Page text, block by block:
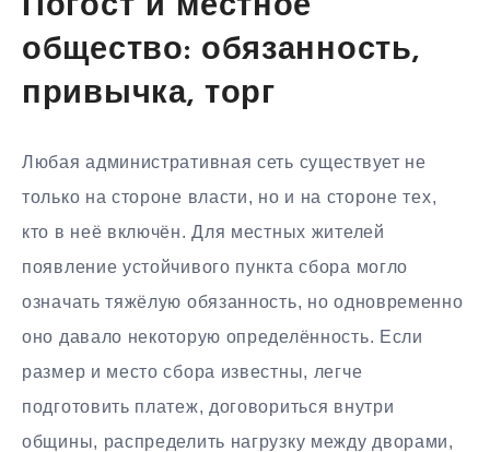
Погост и местное
общество: обязанность,
привычка, торг
Любая административная сеть существует не
только на стороне власти, но и на стороне тех,
кто в неё включён. Для местных жителей
появление устойчивого пункта сбора могло
означать тяжёлую обязанность, но одновременно
оно давало некоторую определённость. Если
размер и место сбора известны, легче
подготовить платеж, договориться внутри
общины, распределить нагрузку между дворами,